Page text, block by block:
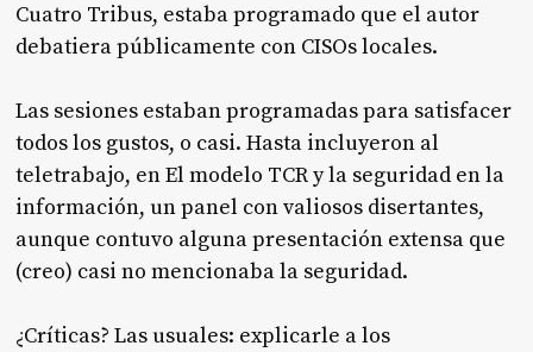
Cuatro Tribus, estaba programado que el autor
debatiera públicamente con CISOs locales.
Las sesiones estaban programadas para satisfacer
todos los gustos, o casi. Hasta incluyeron al
teletrabajo, en El modelo TCR y la seguridad en la
información, un panel con valiosos disertantes,
aunque contuvo alguna presentación extensa que
(creo) casi no mencionaba la seguridad.
¿Críticas? Las usuales: explicarle a los